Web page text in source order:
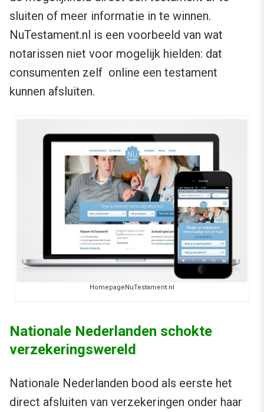
sluiten of meer informatie in te winnen.
NuTestament.nl is een voorbeeld van wat
notarissen niet voor mogelijk hielden: dat
consumenten zelf online een testament
kunnen afsluiten.
HomepageNuTestament.nl
Nationale Nederlanden schokte
verzekeringswereld
Nationale Nederlanden bood als eerste het
direct afsluiten van verzekeringen onder haar